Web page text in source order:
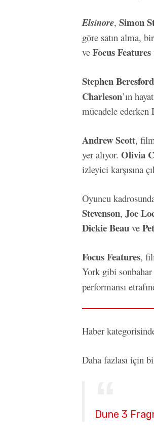
Elsinore, Simon
göre satın alma,
ve Focus Features
Stephen Beresford
Charleson’ın
mücadele ederken
Andrew Scott,
yer alıyor. Olivia
izleyici karşısına
Oyuncu
Stevenson, Joe
Dickie Beau ve
Focus Features,
York gibi sonbahar
performansı
Haber
Daha fazlası için
Dune 3